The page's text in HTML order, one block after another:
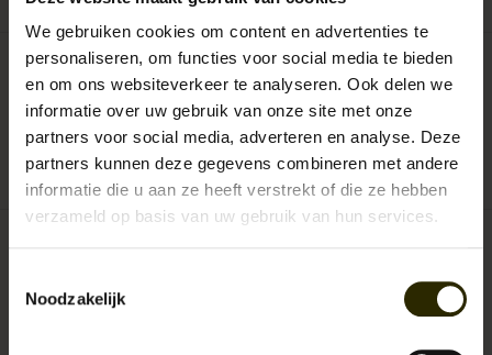
We gebruiken cookies om content en advertenties te
personaliseren, om functies voor social media te bieden
en om ons websiteverkeer te analyseren. Ook delen we
informatie over uw gebruik van onze site met onze
partners voor social media, adverteren en analyse. Deze
partners kunnen deze gegevens combineren met andere
informatie die u aan ze heeft verstrekt of die ze hebben
verzameld op basis van uw gebruik van hun services.
Noodzakelijk
Revival
Aan verlanglijst toevoegen/ Toevoegen om te vergelijken/Afdrukken